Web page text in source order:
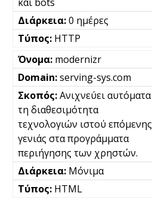
0 ημέρες
HTTP
modernizr
serving-sys.com
Ανιχνεύει αυτόματα
τη διαθεσιμότητα
τεχνολογιών ιστού επόμενης
γενιάς στα προγράμματα
περιήγησης των χρηστών.
Μόνιμα
HTML